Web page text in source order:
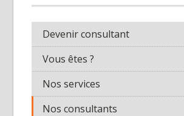
Devenir consultant
Vous êtes ?
Nos services
Nos consultants